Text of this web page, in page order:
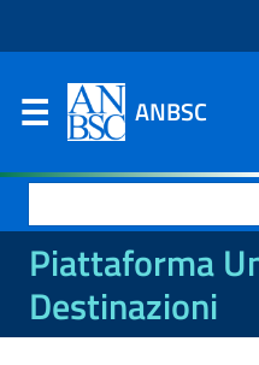
ANBSC
per:
Piattaforma
Destinazioni